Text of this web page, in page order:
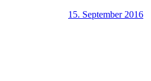
15. September 2016